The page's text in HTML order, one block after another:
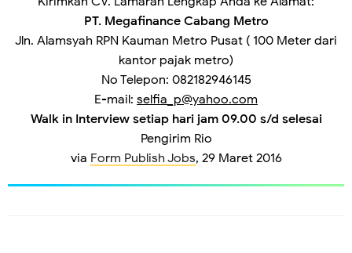
PT. Megafinance Cabang Metro
Jln. Alamsyah RPN Kauman Metro Pusat ( 100 Meter dari
kantor pajak metro)
No Telepon: 082182946145
E-mail: selfia_p@yahoo.com
Walk in Interview setiap hari jam 09.00 s/d selesai
Pengirim Rio
via Form Publish Jobs, 29 Maret 2016